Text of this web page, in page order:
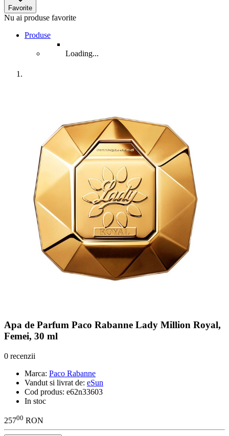
Favorite
Nu ai produse favorite
Produse
Loading...
Apa de Parfum Paco Rabanne Lady Million Royal,
Femei, 30 ml
0 recenzii
Marca: Paco Rabanne
Vandut si livrat de: eSun
Cod produs: e62n33603
In stoc
25700 RON